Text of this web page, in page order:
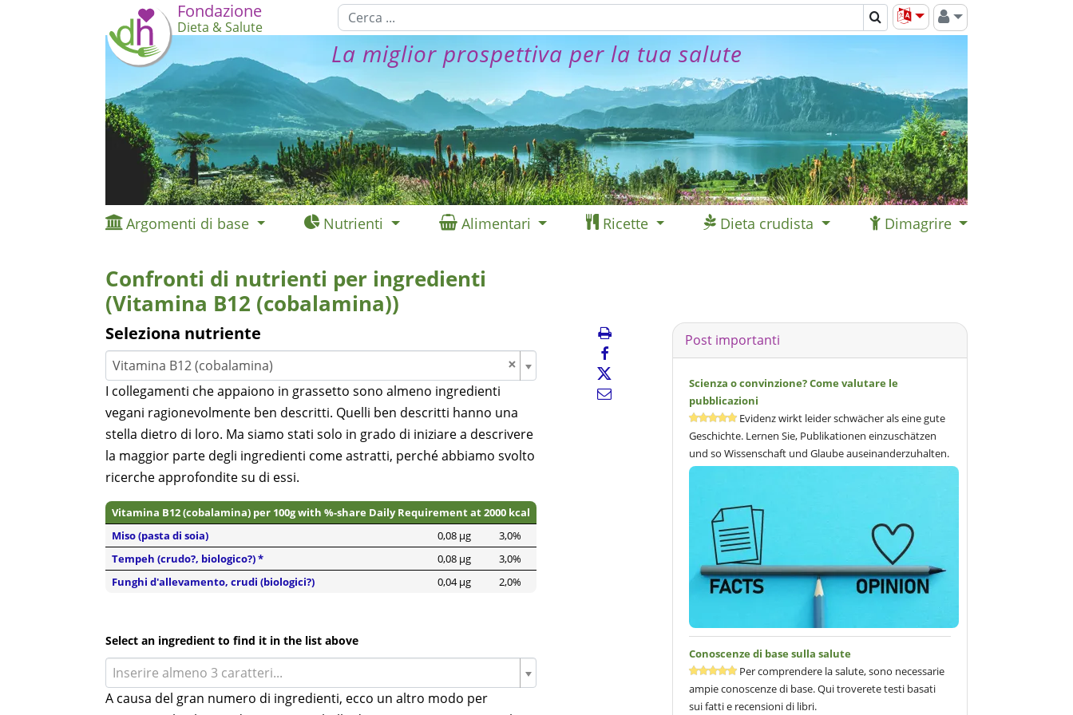
Fondazione
Dieta & Salute
La miglior prospettiva per la tua salute
Argomenti di base Nutrienti Alimentari Ricette Dieta crudista Dimagrire
Confronti di nutrienti per ingredienti
(Vitamina B12 (cobalamina))
Seleziona nutriente
×
Vitamina B12 (cobalamina)
I collegamenti che appaiono in grassetto sono almeno ingredienti
vegani ragionevolmente ben descritti. Quelli ben descritti hanno una
stella dietro di loro. Ma siamo stati solo in grado di iniziare a descrivere
la maggior parte degli ingredienti come astratti, perché abbiamo svolto
ricerche approfondite su di essi.
Vitamina B12 (cobalamina) per 100g with %-share Daily Requirement at 2000 kcal
Miso (pasta di soia)
0,08 µg
3,0%
Tempeh (crudo?, biologico?) *
0,08 µg
3,0%
Funghi d'allevamento, crudi (biologici?)
0,04 µg 2,0%
Select an ingredient to find it in the list above
Inserire almeno 3 caratteri...
A causa del gran numero di ingredienti, ecco un altro modo per
Post importanti
Scienza o convinzione? Come valutare le
pubblicazioni
Evidenz wirkt leider schwächer als eine gute
Geschichte. Lernen Sie, Publikationen einzuschätzen
und so Wissenschaft und Glaube auseinanderzuhalten.
Conoscenze di base sulla salute
Per comprendere la salute, sono necessarie
ampie conoscenze di base. Qui troverete testi basati
sui fatti e recensioni di libri.